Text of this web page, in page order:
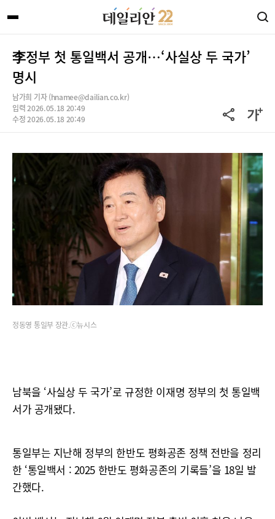
李정부 첫 통일백서 공개…‘사실상 두 국가’
명시
남가희 기자 (hnamee@dailian.co.kr)
입력 2026.05.18 20:49
수정 2026.05.18 20:49
정동영 통일부 장관.ⓒ뉴시스
남북을 ‘사실상 두 국가’로 규정한 이재명 정부의 첫 통일백
서가 공개됐다.
통일부는 지난해 정부의 한반도 평화공존 정책 전반을 정리
한 ‘통일백서 : 2025 한반도 평화공존의 기록들’을 18일 발
간했다.